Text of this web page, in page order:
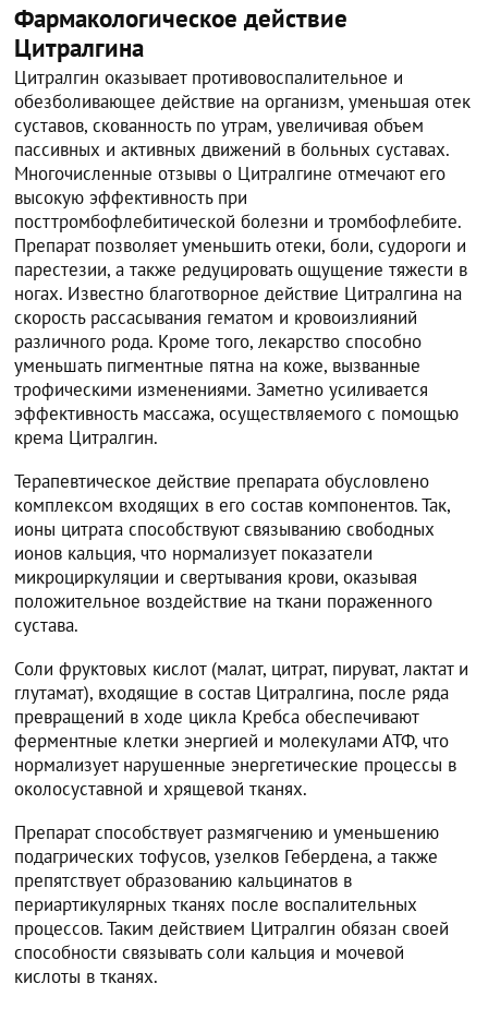
Фармакологическое действие
Цитралгина
Цитралгин оказывает противовоспалительное и
обезболивающее действие на организм, уменьшая отек
суставов, скованность по утрам, увеличивая объем
пассивных и активных движений в больных суставах.
Многочисленные отзывы о Цитралгине отмечают его
высокую эффективность при
посттромбофлебитической болезни и тромбофлебите.
Препарат позволяет уменьшить отеки, боли, судороги и
парестезии, а также редуцировать ощущение тяжести в
ногах. Известно благотворное действие Цитралгина на
скорость рассасывания гематом и кровоизлияний
различного рода. Кроме того, лекарство способно
уменьшать пигментные пятна на коже, вызванные
трофическими изменениями. Заметно усиливается
эффективность массажа, осуществляемого с помощью
крема Цитралгин.
Терапевтическое действие препарата обусловлено
комплексом входящих в его состав компонентов. Так,
ионы цитрата способствуют связыванию свободных
ионов кальция, что нормализует показатели
микроциркуляции и свертывания крови, оказывая
положительное воздействие на ткани пораженного
сустава.
Соли фруктовых кислот (малат, цитрат, пируват, лактат и
глутамат), входящие в состав Цитралгина, после ряда
превращений в ходе цикла Кребса обеспечивают
ферментные клетки энергией и молекулами АТФ, что
нормализует нарушенные энергетические процессы в
околосуставной и хрящевой тканях.
Препарат способствует размягчению и уменьшению
подагрических тофусов, узелков Гебердена, а также
препятствует образованию кальцинатов в
периартикулярных тканях после воспалительных
процессов. Таким действием Цитралгин обязан своей
способности связывать соли кальция и мочевой
кислоты в тканях.